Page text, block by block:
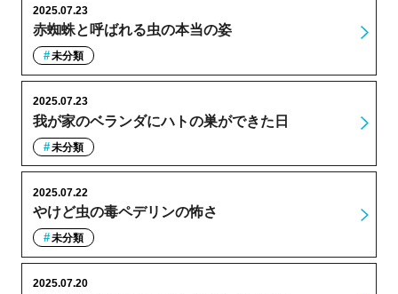
赤蜘蛛と呼ばれる虫の本当の姿
2025.07.23
未分類
我が家のベランダにハトの巣ができた日
2025.07.23
未分類
やけど虫の毒ペデリンの怖さ
2025.07.22
未分類
2025.07.20